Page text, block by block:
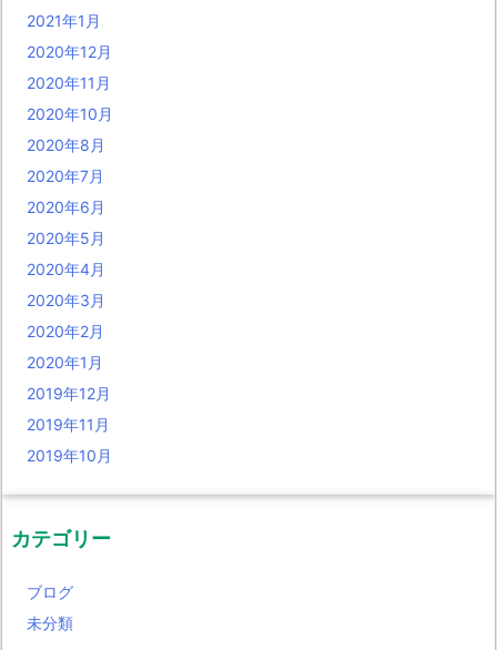
2021年1月
2020年12月
2020年11月
2020年10月
2020年8月
2020年7月
2020年6月
2020年5月
2020年4月
2020年3月
2020年2月
2020年1月
2019年12月
2019年11月
2019年10月
カテゴリー
ブログ
未分類